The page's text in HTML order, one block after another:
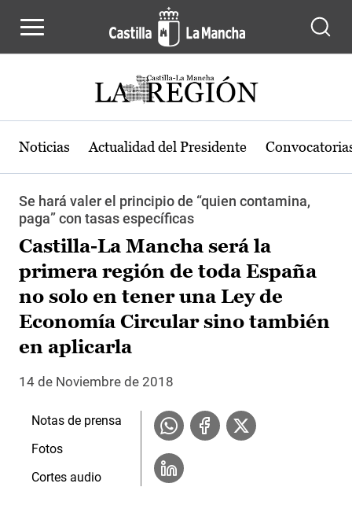
Noticias Actualidad del Presidente
Se hará valer el principio de “quien contamina,
paga” con tasas específicas
Castilla-La Mancha será la
primera región de toda España
no solo en tener una Ley de
Economía Circular sino también
en aplicarla
14 de Noviembre de 2018
Notas de prensa
Fotos
Cortes audio